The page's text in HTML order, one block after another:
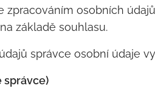
zpracováním osobních
základě souhlasu.
správce osobní údaje
správce)